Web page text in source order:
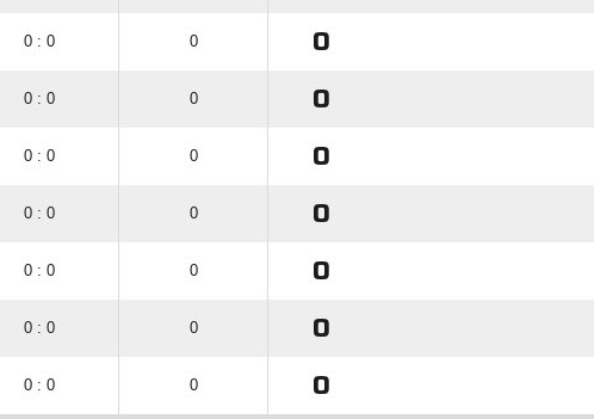
0 : 0 0 0
0 : 0 0 0
0 : 0 0 0
0 : 0 0 0
0 : 0 0 0
0 : 0 0 0
0 : 0 0 0